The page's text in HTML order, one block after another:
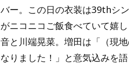
バー。この日の衣装は39thシ
がニコニコご飯食べていて嬉
音と川端晃菜。増田は「（現
なりました！」と意気込みを